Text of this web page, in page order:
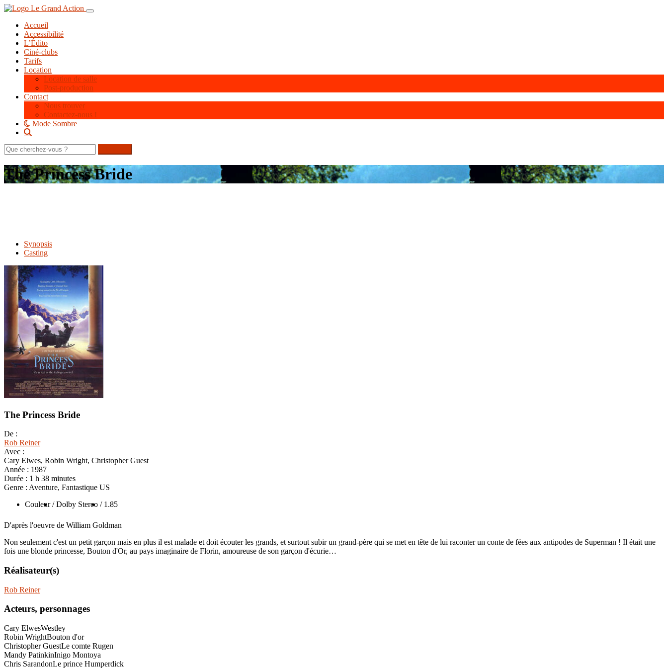
Aller
contenu
principal
Toggle navigation
Accueil
Accessibilité
L’Édito
Ciné-clubs
Tarifs
Location
Location de salle
Post-production
Contact
Nous trouver
Contactez-nous !
Mode Sombre
Rechercher
sur
le
site
The Princess Bride
Synopsis
Casting
The Princess Bride
De :
Rob Reiner
Avec :
Cary Elwes, Robin Wright, Christopher Guest
Année : 1987
Durée : 1 h 38 minutes
Genre : Aventure, Fantastique US
Couleur / Dolby Stereo / 1.85
D'après l'oeuvre de William Goldman
Non seulement c'est un petit garçon mais en plus il est malade et doit écouter les grands, et surtout subir un grand-père qui se met en tête de lui raconter un conte de fées aux antipodes de Superman ! Il était une
fois une blonde princesse, Bouton d'Or, au pays imaginaire de Florin, amoureuse de son garçon d'écurie…
Réalisateur(s)
Rob Reiner
Acteurs, personnages
Cary ElwesWestley
Robin WrightBouton d'or
Christopher GuestLe comte Rugen
Mandy PatinkinInigo Montoya
Chris SarandonLe prince Humperdick